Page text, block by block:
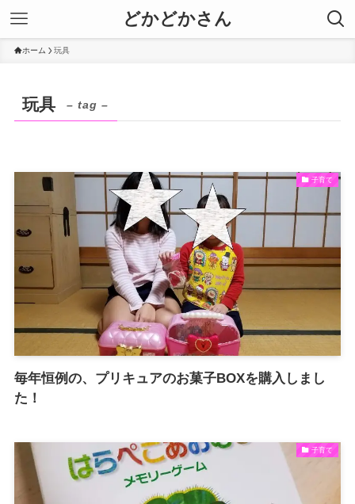
どかどかさん
ホーム 玩具
玩具 – tag –
子育て
毎年恒例の、プリキュアのお菓子BOXを購入しまし
た！
子育て